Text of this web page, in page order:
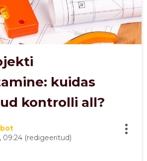
kuidas
kontrolli all?
09:24(redigeeritud)